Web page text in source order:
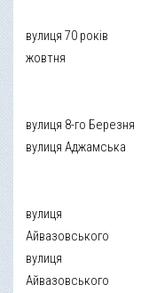
вулиця 70 років
жовтня
вулиця 8-го Березня
вулиця Аджамська
вулиця
Айвазовського
вулиця
Айвазовського